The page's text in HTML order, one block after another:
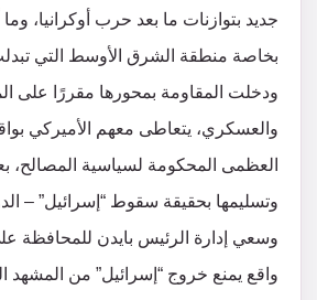
جديد بتوازنات ما بعد حرب أوكرانيا،
بخاصة منطقة الشرق الأوسط التي
ودخلت المقاومة بمحورها مقررًا على
والعسكري، يتعاطى معهم الأميركي
العظمى المحكومة لسياسية المصالح،
وتسليمها بحقيقة سقوط “إسرائيل” –
وسعي إدارة الرئيس بايدن للمحافظة
واقع يمنع خروج “إسرائيل” من المشهد